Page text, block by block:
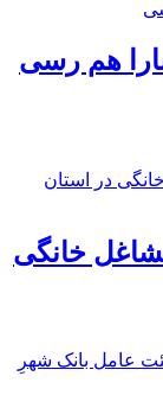
هم رسی
خانگی